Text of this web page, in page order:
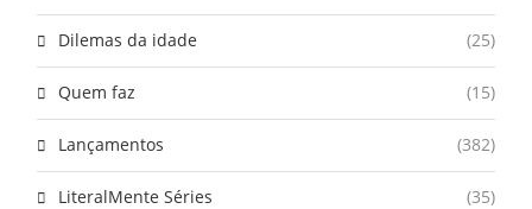
Dilemas da idade (25)
Quem faz (15)
Lançamentos (382)
LiteralMente Séries (35)